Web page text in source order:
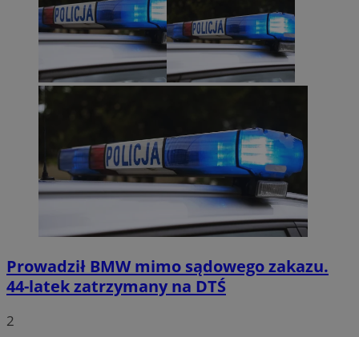
Prowadził BMW mimo sądowego zakazu.
44-latek zatrzymany na DTŚ
2